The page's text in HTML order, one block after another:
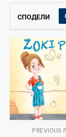
СПОДЕЛИ
PREVIOUS